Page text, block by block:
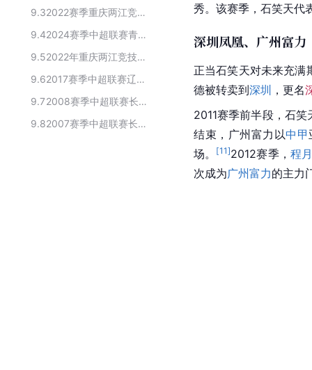
9.3
2022赛季重庆两江竞技足球俱乐部球员名单
9.4
2024赛季中超联赛青岛西海岸足球俱乐部一线队球员名单
9.5
2022年重庆两江竞技足球俱乐部加盟球员
9.6
2017赛季中超联赛辽宁足球俱乐部球员名单
9.7
2008赛季中超联赛长沙金德队球员名单
9.8
2007赛季中超联赛长沙金德队球员名单
秀。该赛季，石笑天代
深圳凤凰、广州富力
正当石笑天对未来充满
德被转卖到深圳 ，更名
2011赛季前半段，石
结束， 广州富力 以中甲
场。
[11]2012赛季，程
次成为广州富力的主力